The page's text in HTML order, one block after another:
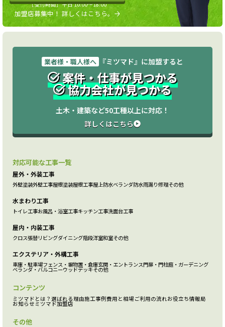
［受付時間］平日 10:00〜18:00
加盟店募集中！ 詳しくはこちら。
業者様・職人様へ 『ミツマド』に加盟すると
案件・仕事が見つかる
協力会社が見つかる
土木・建築など50工種以上に対応！
詳しくはこちら
対応可能な工事一覧
屋外・外装工事
外壁塗装外壁工事屋根塗装屋根工事屋上防水ベランダ防水雨漏り修理その他
水まわり工事
トイレ工事お風呂・浴室工事キッチン工事洗面台工事
屋内・内装工事
クロス張替リビングダイニング階段洋室和室その他
エクステリア・外構工事
車庫・駐車場フェンス・塀物置・倉庫玄関・エントランス門扉・門柱庭・ガーデニング
ベランダ・バルコニーウッドデッキその他
コンテンツ
ミツマドとは？ 選ばれる理由施工事例費用と相場 ご利用の流れお役立ち情報局
お知らせミツマド加盟店
その他